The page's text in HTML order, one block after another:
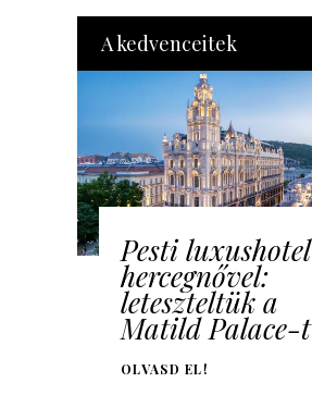
A kedvenceitek
Pesti luxushotel
hercegnővel:
leteszteltük a
Matild Palace-t
OLVASD EL!